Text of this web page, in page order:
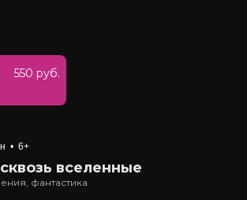
550 руб.
• 6+
вселенные
фантастика